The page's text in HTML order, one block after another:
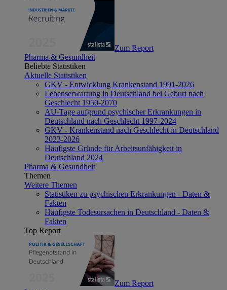
Zum Report
Pharma & Gesundheit
Beliebte Statistiken
Aktuelle Statistiken
GKV - Entwicklung Krankenstand 1991-2026
Lebenserwartung in Deutschland bei Geburt nach
Geschlecht 1950-2070
AU-Tage aufgrund psychischer Erkrankungen in
Deutschland nach Geschlecht 1997-2024
GKV - Krankenstand nach Geschlecht in Deutschland
2023-2026
Häufigste Gründe für Arbeitsunfähigkeit in
Deutschland 2024
Pharma & Gesundheit
Themen
Weitere Themen
Statistiken zu psychischen Erkrankungen - Daten &
Fakten
Häufigste Todesursachen in Deutschland - Daten &
Fakten
Top Report
Zum Report